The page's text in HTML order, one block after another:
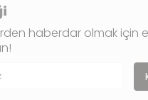
haberdar olmak için